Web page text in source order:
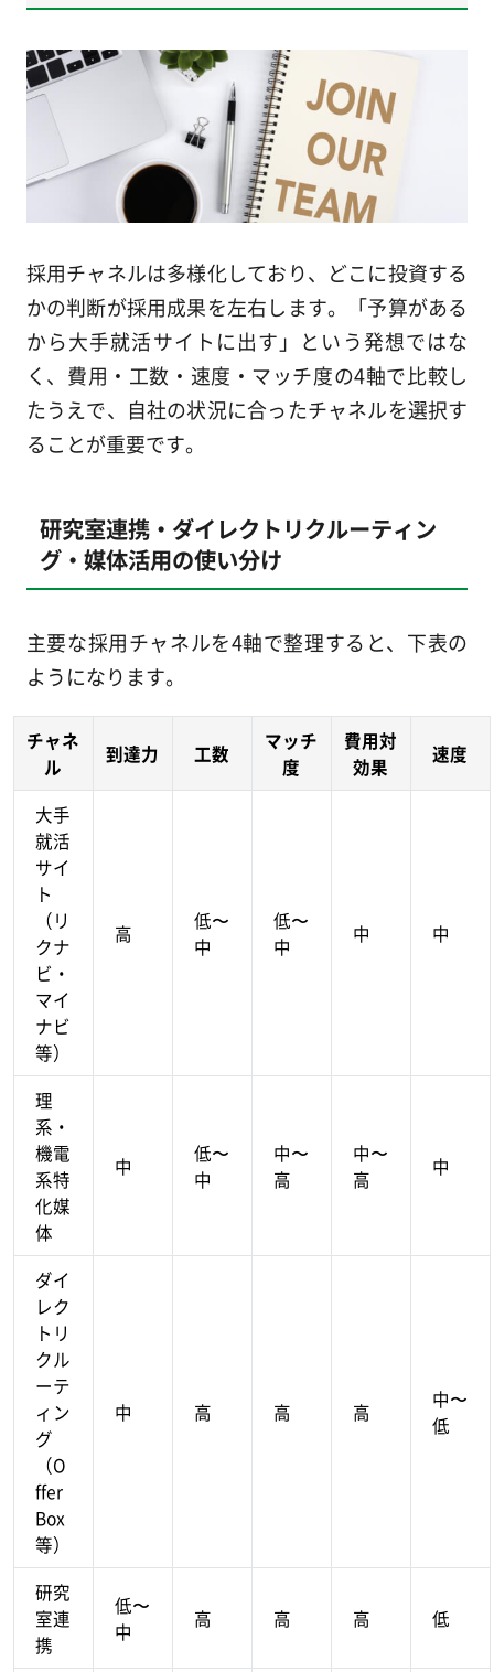
採用チャネルは多様化しており、どこに投資する
かの判断が採用成果を左右します。「予算がある
から大手就活サイトに出す」という発想ではな
く、費用・工数・速度・マッチ度の4軸で比較し
たうえで、自社の状況に合ったチャネルを選択す
ることが重要です。
研究室連携・ダイレクトリクルーティン
グ・媒体活用の使い分け
主要な採用チャネルを4軸で整理すると、下表の
ようになります。
チャネ
ル
到達力 工数
マッチ
度
費用対
効果
速度
大手
就活
サイ
ト
（リ
クナ
ビ・
マイ
ナビ
等）
高
低〜
中
低〜
中
中 中
理
系・
機電
系特
化媒
体
中
低〜
中
中〜
高
中〜
高
中
ダイ
レク
トリ
クル
ーテ
ィン
グ
（O
ffer
Box
等）
中 高 高 高
中〜
低
研究
室連
携
低〜
中
高 高 高 低